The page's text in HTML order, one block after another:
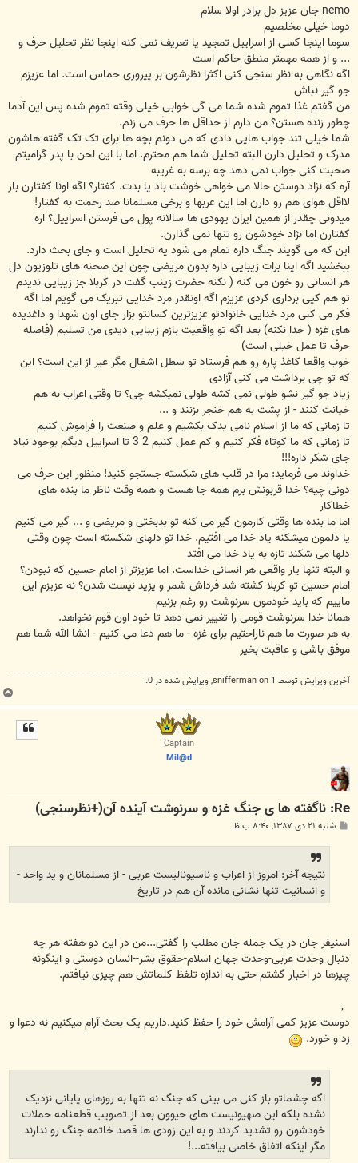
ت
nemo جان عزیز دل برادر اولا سلام
دوما خیلی مخلصیم
سوما اینجا کسی از اسراییل تمجید یا تعریف نمی کنه اینجا نظر تحلیل حرف و
... و از همه مهمتر منطق حاکم است
اگه نگاهی به نظر سنجی کنی اکثرا نظرشون بر پیروزی حماس است. اما عزیزم
جو گیر نباش
من گفتم غذا تموم شده شما می گی خوابی خیلی وقته تموم شده پس این آدما
چطور زنده هستن؟ من دارم از حداقل ها حرف می زنم.
شما خیلی تند جواب هایی دادی که می دونم بچه ها برای تک تک گفته هاشون
مدرک و تحلیل دارن البته تحلیل شما هم محترم. اما با این لحن با پدر گرامیتم
صحبت کنی جواب نمی دهد چه برسه به غریبه
آره که نژاد دوستن حالا می خواهی خوشت باد یا بدت. کفتار؟ اگه اونا کفتارن باز
لااقل هوای هم رو دارن اما این عربها و برخی مسلمانا صد رحمت به کفتار!
میدونی چقدر از همین ایران یهودی ها سالانه پول می فرستن اسراییل؟ اره
کفتارن اما نژاد خودشون رو تنها نمی گذارن.
این که می گویند جنگ داره تمام می شود یه تحلیل است و جای بحث دارد.
ببخشید اگه اینا برات زیبایی داره بدون مریضی چون این صحنه های تلوزیون دل
هر انسانی رو خون می کنه ( نکنه حضرت زینب گفت در کربلا جز زیبایی ندیدم
تو هم کپی برداری کردی عزیزم اگه اونقدر مرد خدایی تبریک می گویم اما اگه
فکر می کنی مرد خدایی خانوادتو عزیزترین کسانتو بزار جای اون شهدا و داغدیده
های غزه ( خدا نکنه) بعد اگه تو واقعیت بازم زیبایی دیدی من تسلیم (فاصله
حرف تا عمل خیلی است)
خوب واقعا کاغذ پاره رو هم فرستاد تو سطل اشغال مگر غیر از این است؟ این
که تو چی برداشت می کنی آزادی
زیاد جو گیر نشو طولی نمی کشه طولی نمیکشه چی؟ تا وقتی اعراب به هم
خیانت کنند - از پشت به هم خنجر بزنند و ...
تا زمانی که ما از اسلام نامی یدک بکشیم و علم و صنعت را فراموش کنیم
تا زمانی که ما کوتاه فکر کنیم و کم عمل کنیم 2 3 تا اسراییل دیگم بوجود نیاد
جای شکر داره!!!
خداوند می فرماید: مرا در قلب های شکسته جستجو کنید! منظور این حرف می
دونی چیه؟ خدا قربونش برم همه جا هست و همه وقت ناظر ما بنده های
خطاکار
اما ما بنده ها وقتی کارمون گیر می کنه تو بدبختی و مریضی و ... گیر می کنیم
یا دلمون میشکنه یاد خدا می افتیم. خدا تو دلهای شکسته است چون وقتی
دلها می شکند تازه به یاد خدا می افتد
و البته تنها یار واقعی هر انسانی خداست. اما عزیزتر از امام حسین که نبودن؟
امام حسین تو کربلا کشته شد فرداش شمر و یزید نیست شدن؟ نه عزیزم این
ماییم که باید خودمون سرنوشت رو رغم بزنیم
همانا خدا سرنوشت قومی را تغییر نمی دهد تا خود اون قوم نخواهد.
به هر صورت ما هم ناراحتیم برای غزه - ما هم دعا می کنیم - انشا الله شما هم
موفق باشی و عاقبت بخیر
آخرین ويرايش توسط 1 on snifferman, ويرايش شده در 0.
ب
ا
Captain
Mil@d
Re: ناگفته ها ی جنگ غزه و سرنوشت آینده آن(+نظرسنجی)
پ شنبه ۲۱ دی ۱۳۸۷, ۸:۴۰ ب.ظ
نتیجه آخر: امروز از اعراب و ناسیونالیست عربی - از مسلمانان و ید واحد -
و انسانیت تنها نشانی مانده آن هم در تاریخ
اسنیفر جان در یک جمله جان مطلب را گفتی...من در این دو هفته هر چه
دنبال وحدت عربی-وحدت جهان اسلام-حقوق بشر--انسان دوستی و اینگونه
چیزها در اخبار گشتم حتی به اندازه تلفظ کلماتش هم چیزی نیافتم.
دوست عزیز کمی آرامش خود را حفظ کنید.داریم یک بحث آرام میکنیم نه دعوا و
زد و خورد.
اگه چشماتو باز کنی می بینی که جنگ نه تنها به روزهای پایانی نزدیک
نشده بلکه این صهیونیست های حیوون بعد از تصویب قطعنامه حملات
خودشون رو تشدید کردند و به این زودی ها قصد خاتمه جنگ رو ندارند
مگر اینکه اتفاق خاصی بیافته...!